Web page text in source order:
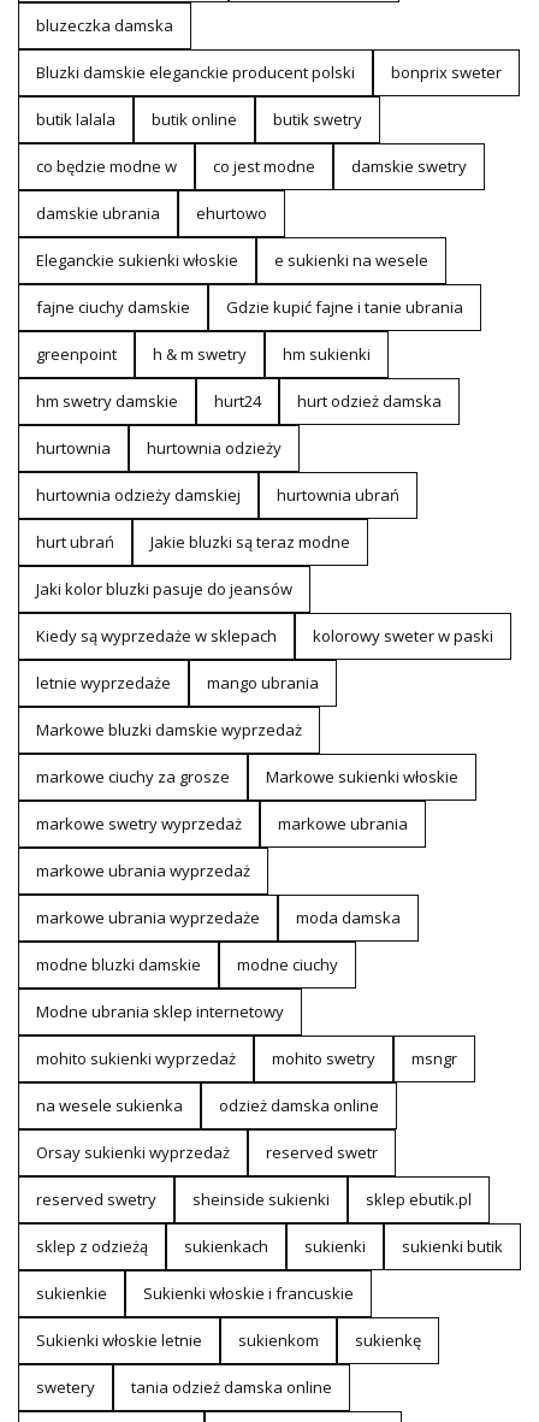
bluzeczka damska
Bluzki damskie eleganckie producent polski bonprix sweter
butik lalala butik online butik swetry
co będzie modne w co jest modne damskie swetry
damskie ubrania ehurtowo
Eleganckie sukienki włoskie e sukienki na wesele
fajne ciuchy damskie Gdzie kupić fajne i tanie ubrania
greenpoint h & m swetry hm sukienki
hm swetry damskie hurt24 hurt odzież damska
hurtownia hurtownia odzieży
hurtownia odzieży damskiej hurtownia ubrań
hurt ubrań Jakie bluzki są teraz modne
Jaki kolor bluzki pasuje do jeansów
Kiedy są wyprzedaże w sklepach kolorowy sweter w paski
letnie wyprzedaże mango ubrania
Markowe bluzki damskie wyprzedaż
markowe ciuchy za grosze Markowe sukienki włoskie
markowe swetry wyprzedaż markowe ubrania
markowe ubrania wyprzedaż
markowe ubrania wyprzedaże moda damska
modne bluzki damskie modne ciuchy
Modne ubrania sklep internetowy
mohito sukienki wyprzedaż mohito swetry msngr
na wesele sukienka odzież damska online
Orsay sukienki wyprzedaż reserved swetr
reserved swetry sheinside sukienki sklep ebutik.pl
sklep z odzieżą sukienkach sukienki sukienki butik
sukienkie Sukienki włoskie i francuskie
Sukienki włoskie letnie sukienkom sukienkę
swetery tania odzież damska online